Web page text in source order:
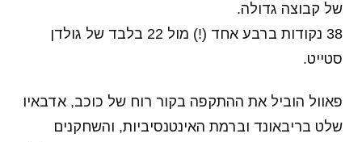
של קבוצה גדולה.
38 נקודות ברבע אחד (!) מול 22 בלבד של גולדן
סטייט.
פאוול הוביל את ההתקפה בקור רוח של כוכב, אדבאיו
שלט בריבאונד וברמת האינטנסיביות, והשחקנים